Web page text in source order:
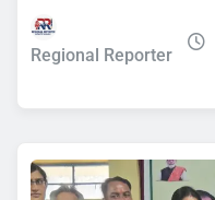
Regional Reporter